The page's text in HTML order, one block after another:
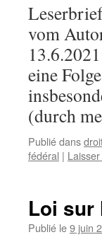
vom
eine
(durch
Publié dans
fédéral |
Loi sur
Publié le9 juin